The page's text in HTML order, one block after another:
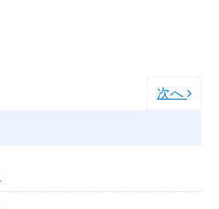
次へ